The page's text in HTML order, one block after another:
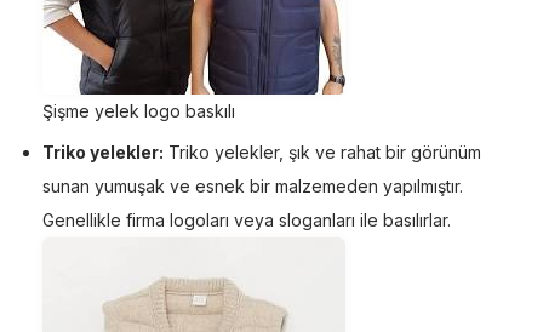
Şişme yelek logo baskılı
Triko yelekler: Triko yelekler, şık ve rahat bir görünüm
sunan yumuşak ve esnek bir malzemeden yapılmıştır.
Genellikle firma logoları veya sloganları ile basılırlar.